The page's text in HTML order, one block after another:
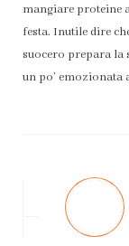
mangiare proteine
festa. Inutile dire
suocero prepara la
un po’ emozionata